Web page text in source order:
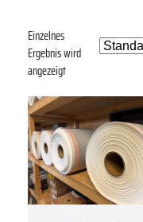
Einzelnes
Ergebnis wird
angezeigt